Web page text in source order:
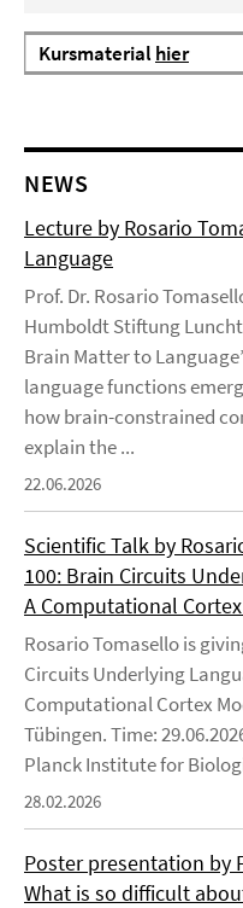
Kursmaterialhier
NEWS
Lecture by Rosario
Language
Prof. Dr. Rosario
Humboldt Stiftung
Brain Matter to
language functions
how brain-constrained
explain the ...
22.06.2026
Scientific Talk by
100: Brain Circuits
A Computational
Rosario Tomasello is
Circuits Underlying
Computational Cortex
Tübingen. Time:
Planck Institute for
28.02.2026
Poster presentation by
What is so difficult